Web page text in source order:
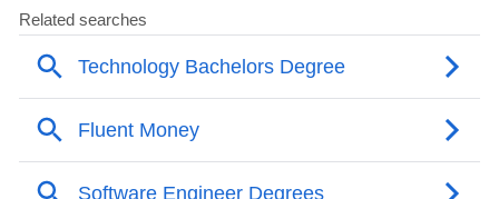
“新格伦”火箭由蓝色起源设计，旨在与
SpaceX的“猎鹰9”以及联合发射联盟(ULA)的
只有一个“新格伦”火箭专用发射台，上周的
爆炸事故显得尤为致命。